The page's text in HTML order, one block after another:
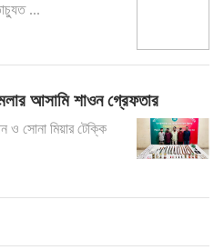
...
আসামি শাওন গ্রেফতার
ও সোনা মিয়ার টেক্কি